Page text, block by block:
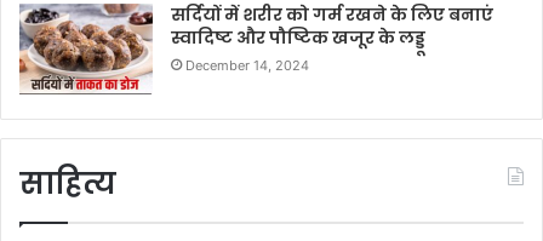
सर्दियों में शरीर को गर्म रखने के लिए बनाएं
स्वादिष्ट और पौष्टिक खजूर के लड्डू
December 14, 2024
साहित्य